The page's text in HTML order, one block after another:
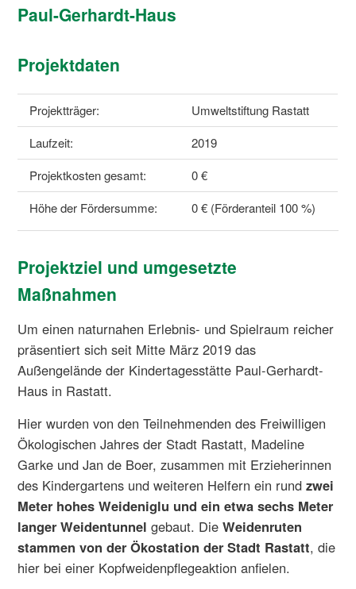
Paul-Gerhardt-Haus
Projektdaten
Projektträger:
Umweltstiftung Rastatt
Laufzeit:
2019
Projektkosten gesamt:
0 €
Höhe der Fördersumme:
0 € (Förderanteil 100 %)
Projektziel und umgesetzte
Maßnahmen
Um einen naturnahen Erlebnis- und Spielraum reicher
präsentiert sich seit Mitte März 2019 das
Außengelände der Kindertagesstätte Paul-Gerhardt-
Haus in Rastatt.
Hier wurden von den Teilnehmenden des Freiwilligen
Ökologischen Jahres der Stadt Rastatt, Madeline
Garke und Jan de Boer, zusammen mit Erzieherinnen
des Kindergartens und weiteren Helfern ein rundzwei
Meter hohes Weideniglu und ein etwa sechs Meter
langer Weidentunnel gebaut. DieWeidenruten
stammen von der Ökostation der Stadt Rastatt, die
hier bei einer Kopfweidenpflegeaktion anfielen.